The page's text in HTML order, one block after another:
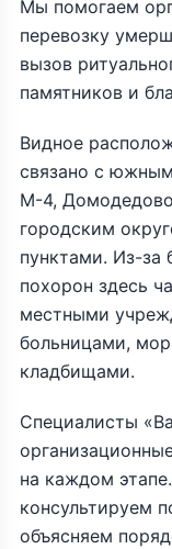
Мы помогаем
перевозку
вызов
памятников и
Видное
связано с
М-4,
городским
пунктами. Из-за
похорон здесь
местными
больницами,
кладбищами.
Специалисты
на каждом
консультируем
объясняем